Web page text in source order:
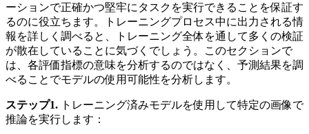
ーションで正確かつ堅牢にタスクを実行できることを保証す
るのに役立ちます。トレーニングプロセス中に出力される情
報を詳しく調べると、トレーニング全体を通して多くの検証
が散在していることに気づくでしょう。このセクションで
は、各評価指標の意味を分析するのではなく、予測結果を調
べることでモデルの使用可能性を分析します。
ステップ1. トレーニング済みモデルを使用して特定の画像で
推論を実行します：